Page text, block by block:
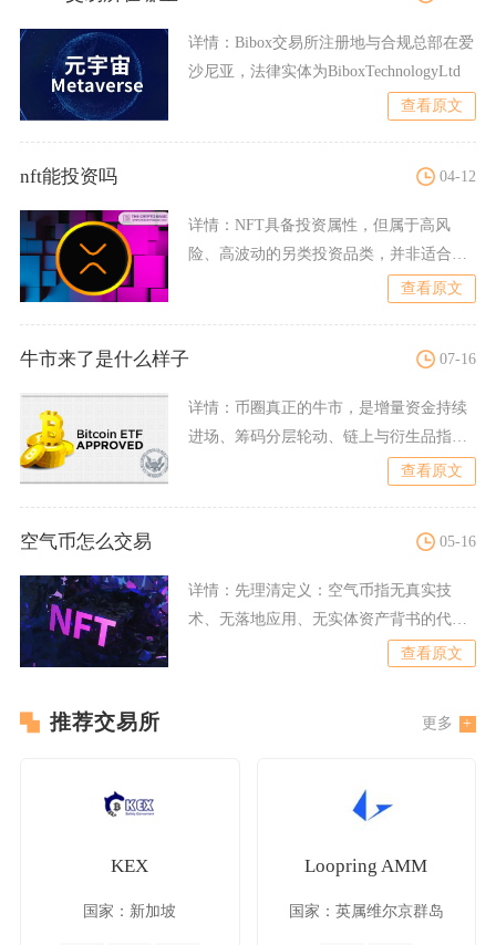
详情： Bibox交易所注册地与合规总部在爱
沙尼亚，法律实体为BiboxTechnologyLtd
查看原文
nft能投资吗 04-12
详情： NFT具备投资属性，但属于高风
险、高波动的另类投资品类，并非适合所
查看原文
牛市来了是什么样子 07-16
详情： 币圈真正的牛市，是增量资金持续
进场、筹码分层轮动、链上与衍生品指标
查看原文
空气币怎么交易 05-16
详情： 先理清定义：空气币指无真实技
术、无落地应用、无实体资产背书的代
币，常靠营销、拉人头炒作价格查看原文
推荐交易所 更多
KEX
国家：新加坡
Loopring AMM
国家：英属维尔京群岛